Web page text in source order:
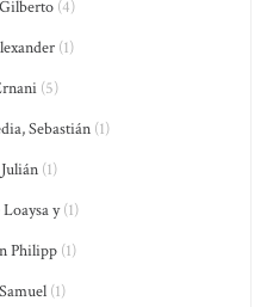
(4)
(1)
(5)
Sebastián(1)
(1)
y(1)
Philipp(1)
(1)